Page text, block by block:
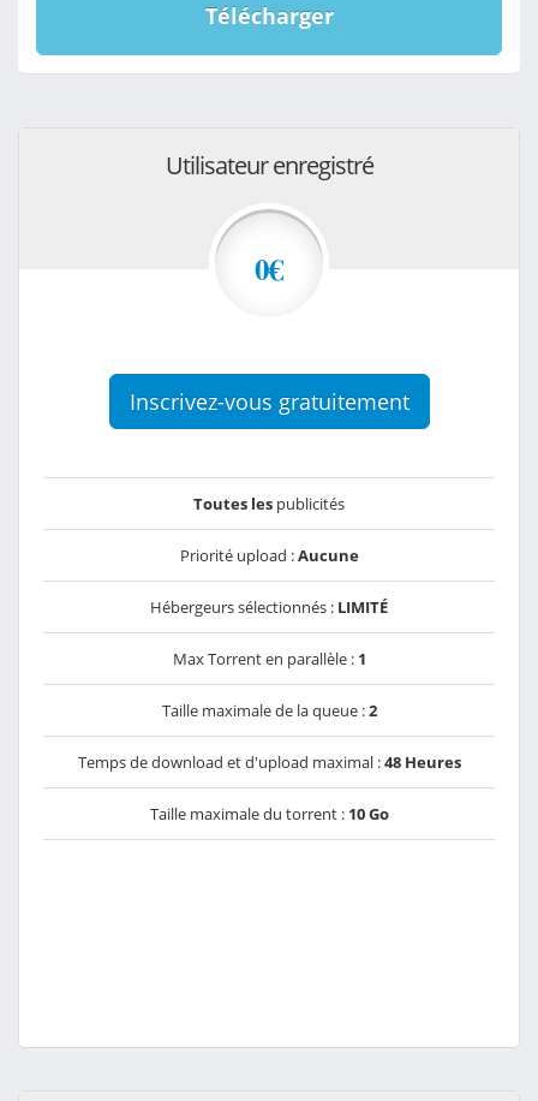
Télécharger
Utilisateur enregistré
0€
Inscrivez-vous gratuitement
Toutes les publicités
Priorité upload :Aucune
Hébergeurs sélectionnés : LIMITÉ
Max Torrent en parallèle : 1
Taille maximale de la queue :2
Temps de download et d'upload maximal :48 Heures
Taille maximale du torrent : 10 Go